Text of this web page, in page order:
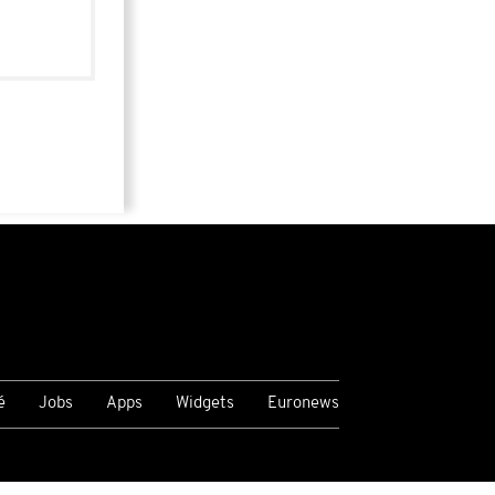
Jobs Apps Widgets Euronews